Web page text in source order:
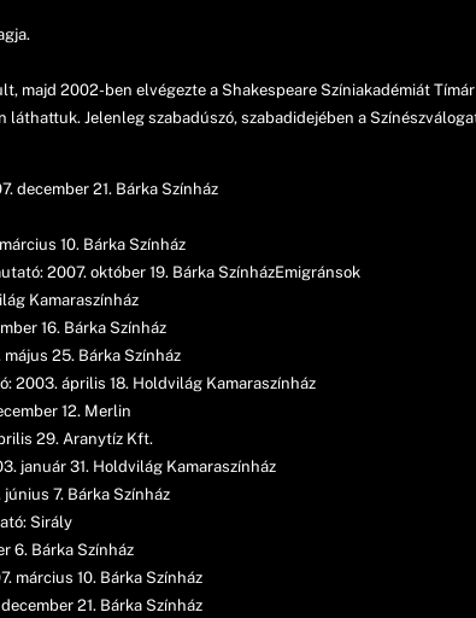
majd 2002-ben elvégezte a Shakespeare Színiakadémiát
láthattuk. Jelenleg szabadúszó, szabadidejében a
december 21. Bárka Színház
10. Bárka Színház
2007. október 19. Bárka SzínházEmigránsok
Kamaraszínház
16. Bárka Színház
25. Bárka Színház
2003. április 18. Holdvilág Kamaraszínház
12. Merlin
29. Aranytíz Kft.
január 31. Holdvilág Kamaraszínház
7. Bárka Színház
Sirály
6. Bárka Színház
március 10. Bárka Színház
21. Bárka Színház